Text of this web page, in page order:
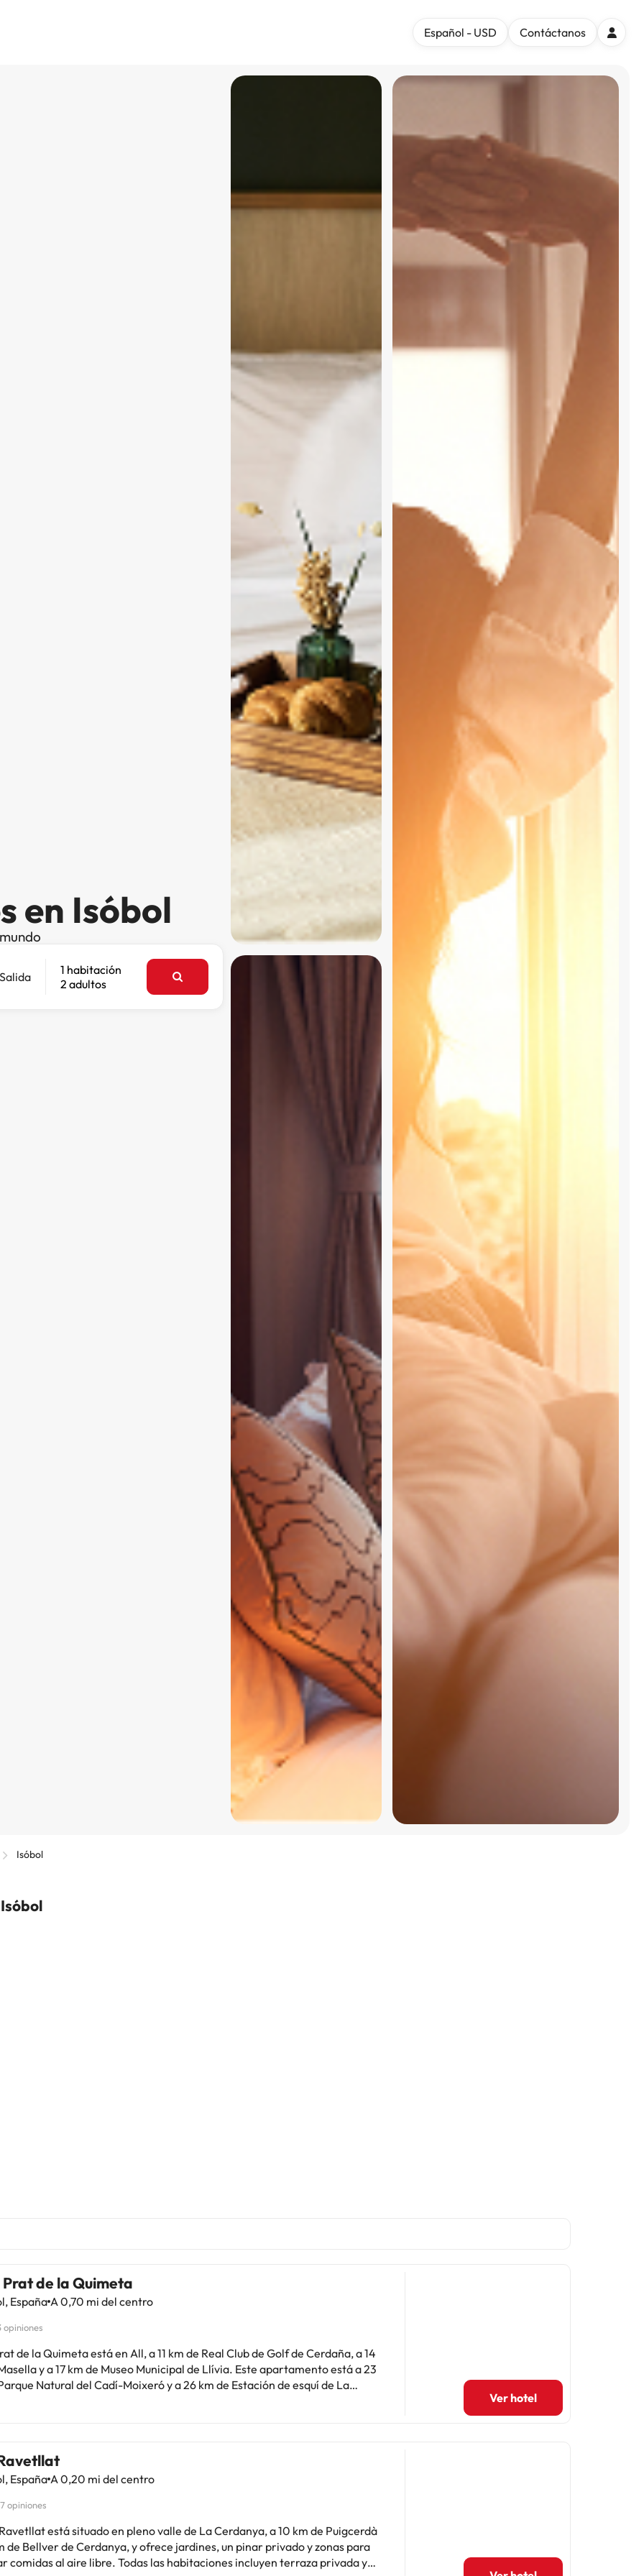
Español - USD Contáctanos
en Isóbol
Salida
1 habitación
2 adultos
Isóbol
Prat de la Quimeta
España A 0,70 mi del centro
opiniones
de la Quimeta está en All, a 11 km de Real Club de Golf de Cerdaña, a 14
y a 17 km de Museo Municipal de Llívia. Este apartamento está a 23
Natural del Cadí-Moixeró y a 26 km de Estación de esquí de La
Ver hotel
España A 0,20 mi del centro
opiniones
está situado en pleno valle de La Cerdanya, a 10 km de Puigcerdà
de Bellver de Cerdanya, y ofrece jardines, un pinar privado y zonas para
libre. Todas las habitaciones incluyen terraza privada y